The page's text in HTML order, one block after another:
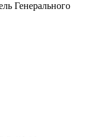
Генерального